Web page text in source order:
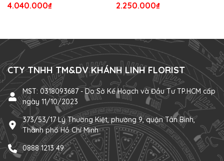
4.040.000₫ 2.250.000₫
CTY TNHH TM&DV KHÁNH LINH FLORIST
MST: 0318093687 - Do Sở Kế Hoạch và Đầu Tư TP.HCM cấp
ngày 11/10/2023
373/53/17 Lý Thường Kiệt, phường 9, quận Tân Bình,
Thành phố Hồ Chí Minh
0888 1213 49